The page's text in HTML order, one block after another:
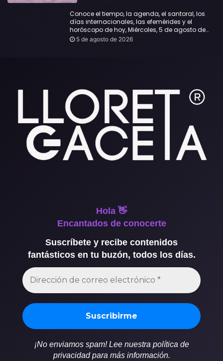
Conoce el tiempo, la agenda, el santoral, los
días internacionales, las efemérides y el
horóscopo de hoy, Miércoles, 5 de agosto de
2026:
5 de agosto de 2026
Hola 👋
Encantados de conocerte
Suscríbete y recibe contenidos
fantásticos en tu buzón, todos los días.
¡No enviamos spam! Lee nuestra política de
privacidad para más información.